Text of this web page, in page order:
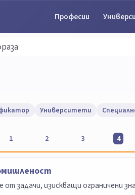
Професии
Университети
1 2 3 4
от задачи, изискващи ограничени